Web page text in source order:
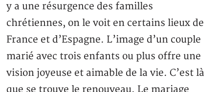
y a une résurgence des familles
chrétiennes, on le voit en certains lieux de
France et d’Espagne. L’image d’un couple
marié avec trois enfants ou plus offre une
vision joyeuse et aimable de la vie. C’est là